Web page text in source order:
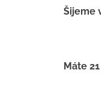
Šijeme
Máte